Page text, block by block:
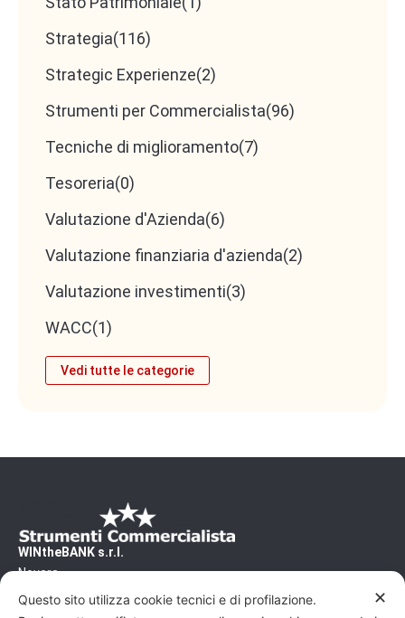
Strategia(116)
Strategic Experienze(2)
Strumenti per Commercialista(96)
Tecniche di miglioramento(7)
Tesoreria(0)
Valutazione d'Azienda(6)
Valutazione finanziaria d'azienda(2)
Valutazione investimenti(3)
WACC(1)
Vedi tutte le categorie
WINtheBANK s.r.l.
Novara
CF/PI 02500460031 - REA/NO 240200
Capitale Sociale: 10'000€
✕
Questo sito utilizza cookie tecnici e di profilazione.